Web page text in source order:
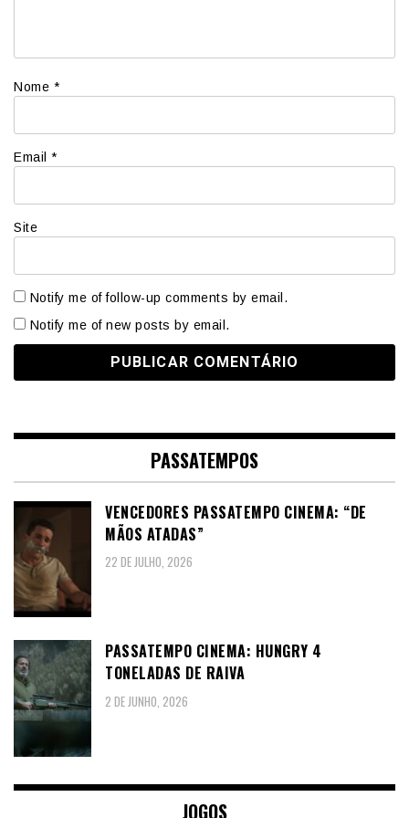
Nome *
Email *
Site
Notify me of follow-up comments by email.
Notify me of new posts by email.
PASSATEMPOS
VENCEDORES PASSATEMPO CINEMA: “DE
MÃOS ATADAS”
22 DE JULHO, 2026
PASSATEMPO CINEMA: HUNGRY 4
TONELADAS DE RAIVA
2 DE JUNHO, 2026
JOGOS